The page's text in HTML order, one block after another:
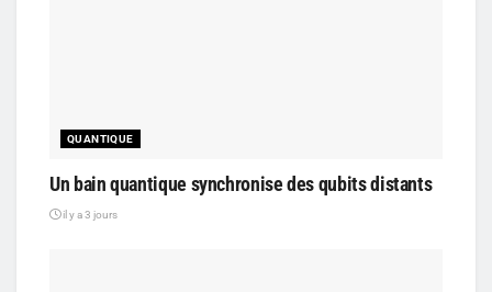
QUANTIQUE
Un bain quantique synchronise des qubits distants
il y a 3 jours